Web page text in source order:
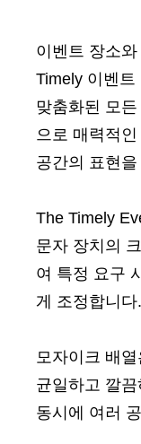
이벤트 장소
Timely 이벤트
맞춤화된 모
으로 매력적
공간의 표현
The Timely
문자 장치의
여 특정 요구
게 조정합니다.
모자이크 배
균일하고 깔
동시에 여러